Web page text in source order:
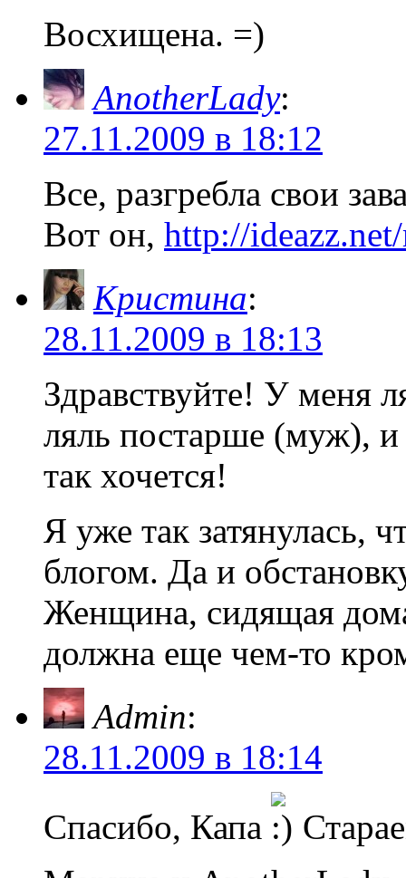
Восхищена. =)
AnotherLady:
27.11.2009 в 18:12
Все, разгребла свои
Вот он, http://
Кристина:
28.11.2009 в 18:13
Здравствуйте! У меня
ляль постарше (муж), и
так хочется!
Я уже так затянулась,
блогом. Да и
Женщина, сидящая
должна еще чем-то
Admin:
28.11.2009 в 18:14
Спасибо, Капа